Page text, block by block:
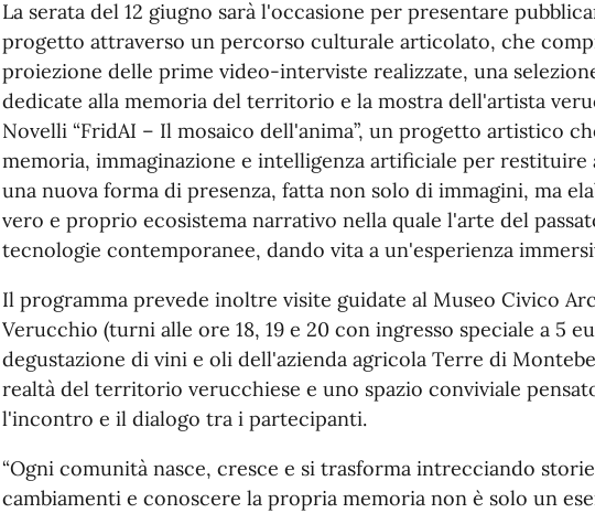
La serata del 12 giugno sarà l'occasione per presentare
progetto attraverso un percorso culturale articolato, che
proiezione delle prime video-interviste realizzate, una
dedicate alla memoria del territorio e la mostra dell'artista
Novelli “FridAI – Il mosaico dell'anima”, un progetto artistico
memoria, immaginazione e intelligenza artificiale per restituire
una nuova forma di presenza, fatta non solo di immagini, ma
vero e proprio ecosistema narrativo nella quale l'arte del
tecnologie contemporanee, dando vita a un'esperienza
Il programma prevede inoltre visite guidate al Museo Civico
Verucchio (turni alle ore 18, 19 e 20 con ingresso speciale a 5
degustazione di vini e oli dell'azienda agricola Terre di
realtà del territorio verucchiese e uno spazio conviviale
l'incontro e il dialogo tra i partecipanti.
“Ogni comunità nasce, cresce e si trasforma intrecciando
cambiamenti e conoscere la propria memoria non è solo un